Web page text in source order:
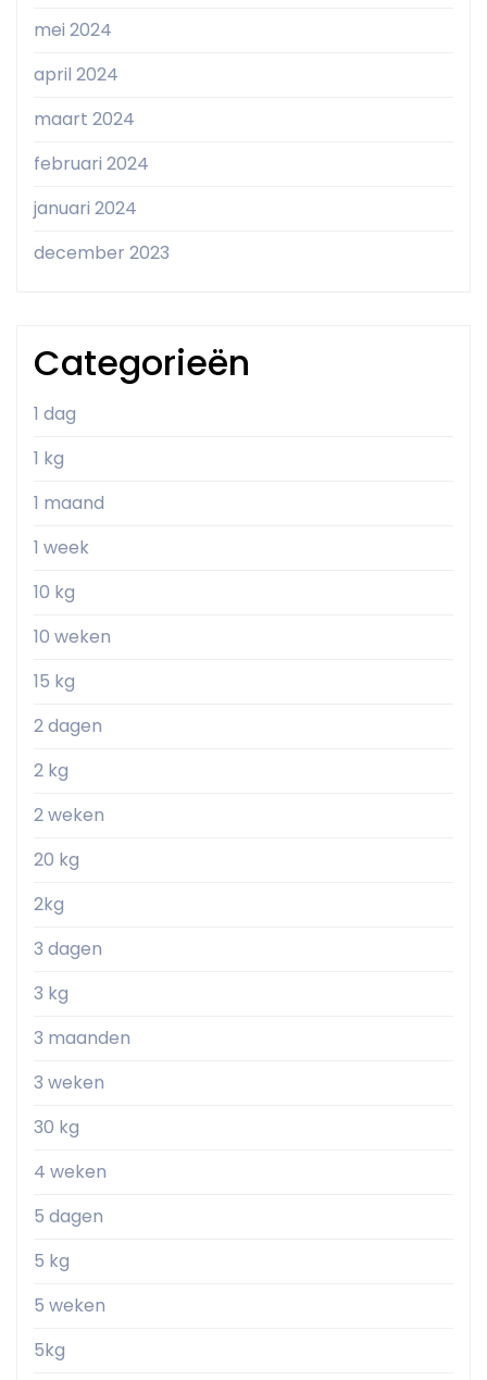
mei 2024
april 2024
maart 2024
februari 2024
januari 2024
december 2023
Categorieën
1 dag
1 kg
1 maand
1 week
10 kg
10 weken
15 kg
2 dagen
2 kg
2 weken
20 kg
2kg
3 dagen
3 kg
3 maanden
3 weken
30 kg
4 weken
5 dagen
5 kg
5 weken
5kg